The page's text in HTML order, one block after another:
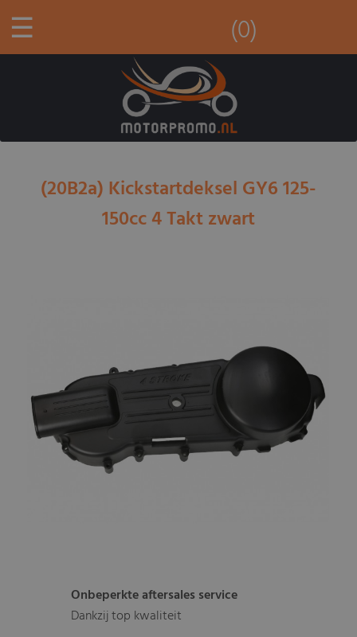
☰ (0)
(20B2a) Kickstartdeksel GY6 125-
150cc 4 Takt zwart
Onbeperkte aftersales service
Dankzij top kwaliteit